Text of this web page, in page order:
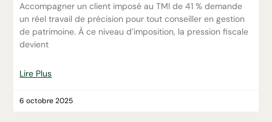
Accompagner un client imposé au TMI de 41 % demande
un réel travail de précision pour tout conseiller en gestion
de patrimoine. À ce niveau d’imposition, la pression fiscale
devient
Lire Plus
6 octobre 2025